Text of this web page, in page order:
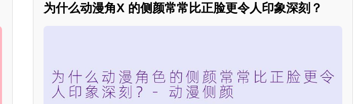
为什么动漫角X 的侧颜常常比正脸更令人印象深刻？